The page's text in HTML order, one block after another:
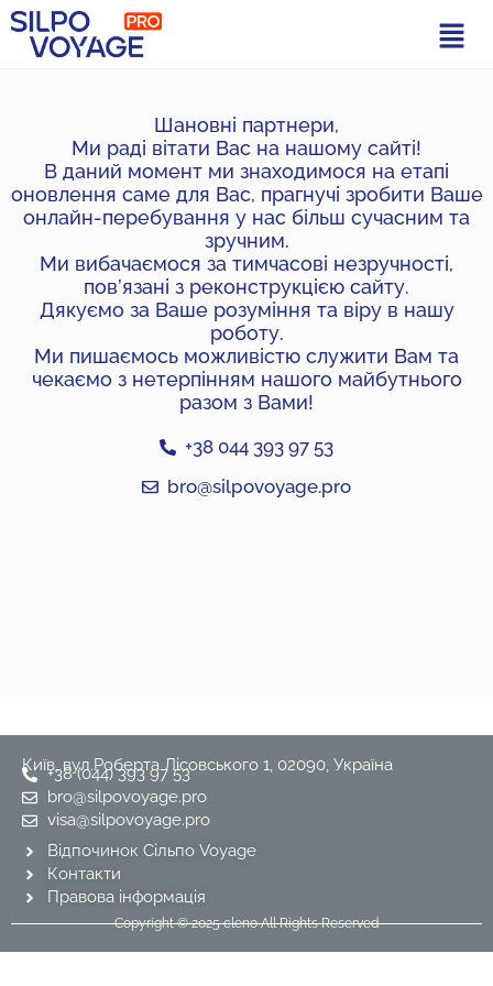
Шановні партнери,
Ми раді вітати Вас на нашому сайті!
В даний момент ми знаходимося на етапі
оновлення саме для Вас, прагнучі зробити Ваше
онлайн-перебування у нас більш сучасним та
зручним.
Ми вибачаємося за тимчасові незручності,
пов’язані з реконструкцією сайту.
Дякуємо за Ваше розуміння та віру в нашу
роботу.
Ми пишаємось можливістю служити Вам та
чекаємо з нетерпінням нашого майбутнього
разом з Вами!
+38 044 393 97 53
bro@silpovoyage.pro
Київ, вул.Роберта Лісовського 1, 02090, Україна
+38 (044) 393 97 53
bro@silpovoyage.pro
visa@silpovoyage.pro
Відпочинок Сільпо Voyage
Контакти
Правова інформація
Copyright © 2025 cleno All Rights Reserved